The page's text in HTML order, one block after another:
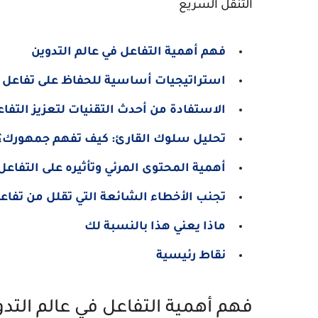
التنقل السريع
فهم أهمية التفاعل في عالم التدوين
استراتيجيات أساسية للحفاظ على تفاعل
الاستفادة من أحدث التقنيات لتعزيز
تحليل سلوك القارئ: كيف تفهم
أهمية المحتوى المرئي وتأثيره على
تجنب الأخطاء الشائعة التي تقلل من
ماذا يعني هذا بالنسبة لك
نقاط رئيسية
فهم أهمية التفاعل في عالم